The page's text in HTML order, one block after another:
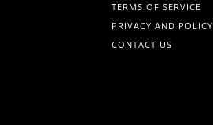
TERMS OF SERVICE
PRIVACY AND POLICY
CONTACT US